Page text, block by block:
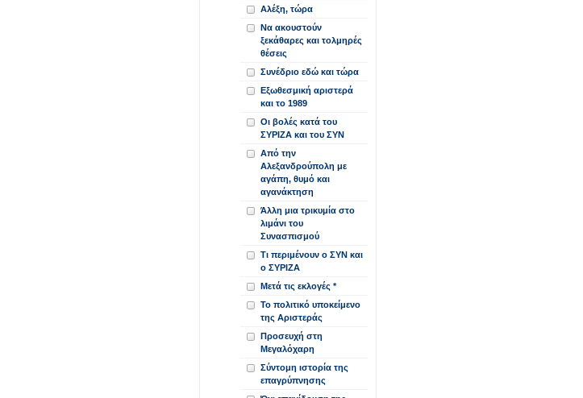
Αλέξη, τώρα
Να ακουστούν
ξεκάθαρες και τολμηρές
θέσεις
Συνέδριο εδώ και τώρα
Εξωθεσμική αριστερά
και το 1989
Οι βολές κατά του
ΣΥΡΙΖΑ και του ΣΥΝ
Από την
Αλεξανδρούπολη με
αγάπη, θυμό και
αγανάκτηση
Άλλη μια τρικυμία στο
λιμάνι του
Συνασπισμού
Τι περιμένουν ο ΣΥΝ και
ο ΣΥΡΙΖΑ
Μετά τις εκλογές *
Το πολιτικό υποκείμενο
της Αριστεράς
Προσευχή στη
Μεγαλόχαρη
Σύντομη ιστορία της
επαγρύπνησης